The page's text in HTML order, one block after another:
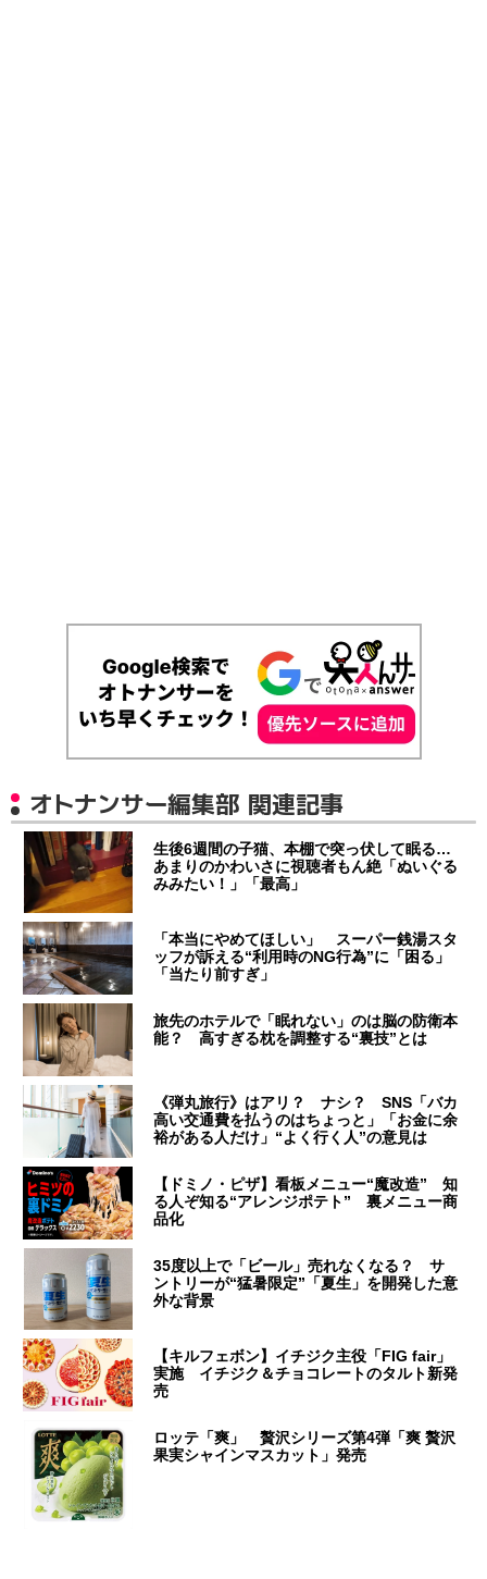
オトナンサー編集部 関連記事
生後6週間の子猫、本棚で突っ伏して眠る…
あまりのかわいさに視聴者もん絶「ぬいぐる
みみたい！」「最高」
「本当にやめてほしい」 スーパー銭湯スタ
ッフが訴える“利用時のNG行為”に「困る」
「当たり前すぎ」
旅先のホテルで「眠れない」のは脳の防衛本
能？ 高すぎる枕を調整する“裏技”とは
《弾丸旅行》はアリ？ ナシ？ SNS「バカ
高い交通費を払うのはちょっと」「お金に余
裕がある人だけ」“よく行く人”の意見は
【ドミノ・ピザ】看板メニュー“魔改造” 知
る人ぞ知る“アレンジポテト” 裏メニュー商
品化
35度以上で「ビール」売れなくなる？ サ
ントリーが“猛暑限定”「夏生」を開発した意
外な背景
【キルフェボン】イチジク主役「FIG fair」
実施 イチジク＆チョコレートのタルト新発
売
ロッテ「爽」 贅沢シリーズ第4弾「爽 贅沢
果実シャインマスカット」発売